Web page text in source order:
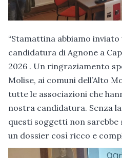
“Stamattina abbiamo
candidatura di Agnone a
2026 . Un ringraziamento
Molise, ai comuni dell’Alto
tutte le associazioni che
nostra candidatura. Senza
questi soggetti non
un dossier così ricco e